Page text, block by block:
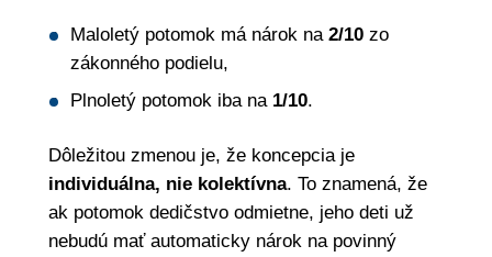
Maloletý potomok má nárok na 2/10zo
zákonného podielu,
Plnoletý potomok iba na 1/10.
Dôležitou zmenou je, že koncepcia je
individuálna, nie kolektívna. To znamená, že
ak potomok dedičstvo odmietne, jeho deti už
nebudú mať automaticky nárok na povinný